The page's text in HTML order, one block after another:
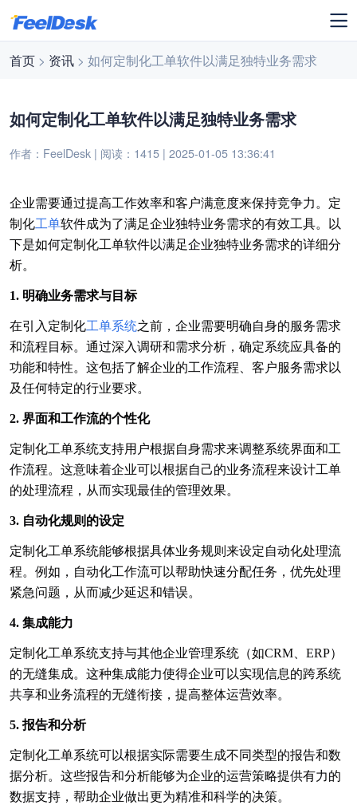
首页 > 资讯 > 如何定制化工单软件以满足独特业务需求
如何定制化工单软件以满足独特业务需求
作者：FeelDesk | 阅读：1415 | 2025-01-05 13:36:41
企业需要通过提高工作效率和客户满意度来保持竞争力。定
制化工单软件成为了满足企业独特业务需求的有效工具。以
下是如何定制化工单软件以满足企业独特业务需求的详细分
析。
1. 明确业务需求与目标
在引入定制化工单系统之前，企业需要明确自身的服务需求
和流程目标。通过深入调研和需求分析，确定系统应具备的
功能和特性。这包括了解企业的工作流程、客户服务需求以
及任何特定的行业要求。
2. 界面和工作流的个性化
定制化工单系统支持用户根据自身需求来调整系统界面和工
作流程。这意味着企业可以根据自己的业务流程来设计工单
的处理流程，从而实现最佳的管理效果。
3. 自动化规则的设定
定制化工单系统能够根据具体业务规则来设定自动化处理流
程。例如，自动化工作流可以帮助快速分配任务，优先处理
紧急问题，从而减少延迟和错误。
4. 集成能力
定制化工单系统支持与其他企业管理系统（如CRM、ERP）
的无缝集成。这种集成能力使得企业可以实现信息的跨系统
共享和业务流程的无缝衔接，提高整体运营效率。
5. 报告和分析
定制化工单系统可以根据实际需要生成不同类型的报告和数
据分析。这些报告和分析能够为企业的运营策略提供有力的
数据支持，帮助企业做出更为精准和科学的决策。